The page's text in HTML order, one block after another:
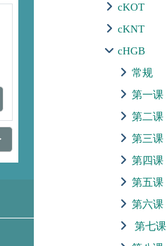
cKOT
cKNT
cHGB
常规
第一课
第二课
第三课
第四课
第五课
第六课
第七课